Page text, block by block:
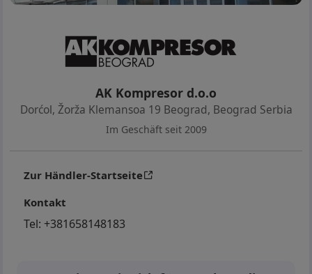
AK Kompresor d.o.o
Dorćol, Žorža Klemansoa 19 Beograd, Beograd Serbia
Im Geschäft seit 2009
Zur Händler-Startseite
Kontakt
Tel: +381658148183